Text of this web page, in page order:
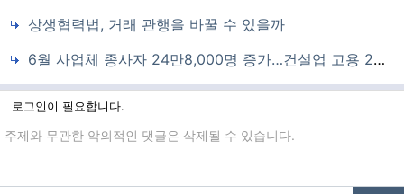
상생협력법, 거래 관행을 바꿀 수 있을까
6월 사업체 종사자 24만8,000명 증가…건설업 고용 24개월 만에 반등
로그인이 필요합니다.
글입력